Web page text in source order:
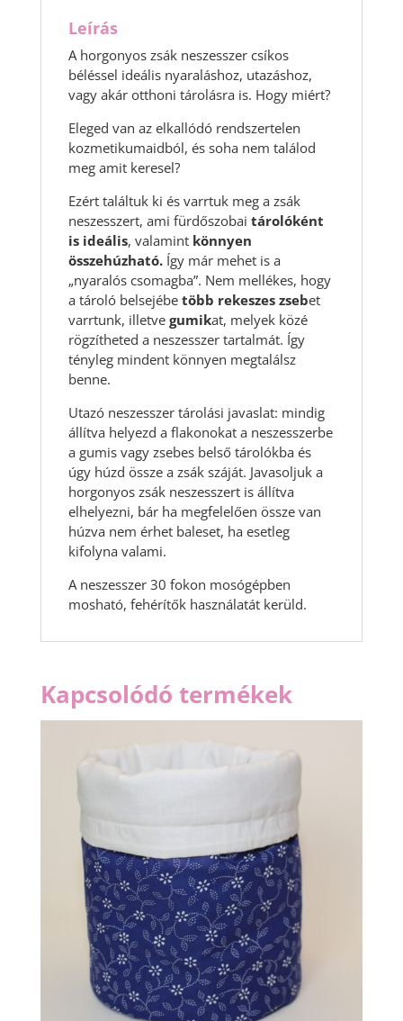
Leírás
A horgonyos zsák neszesszer csíkos
béléssel ideális nyaraláshoz, utazáshoz,
vagy akár otthoni tárolásra is. Hogy miért?
Eleged van az elkallódó rendszertelen
kozmetikumaidból, és soha nem találod
meg amit keresel?
Ezért találtuk ki és varrtuk meg a zsák
neszesszert, ami fürdőszobai tárolóként
is ideális, valamint könnyen
összehúzható.Így már mehet is a
„nyaralós csomagba”. Nem mellékes, hogy
a tároló belsejébe több rekeszes zsebet
varrtunk, illetve gumikat, melyek közé
rögzítheted a neszesszer tartalmát. Így
tényleg mindent könnyen megtalálsz
benne.
Utazó neszesszer tárolási javaslat: mindig
állítva helyezd a flakonokat a neszesszerbe
a gumis vagy zsebes belső tárolókba és
úgy húzd össze a zsák száját. Javasoljuk a
horgonyos zsák neszesszert is állítva
elhelyezni, bár ha megfelelően össze van
húzva nem érhet baleset, ha esetleg
kifolyna valami.
A neszesszer 30 fokon mosógépben
mosható, fehérítők használatát kerüld.
Kapcsolódó termékek